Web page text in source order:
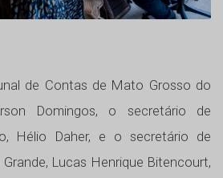
de Contas de Mato Grosso do
Domingos, o secretário de
Hélio Daher, e o secretário de
Lucas Henrique Bitencourt,